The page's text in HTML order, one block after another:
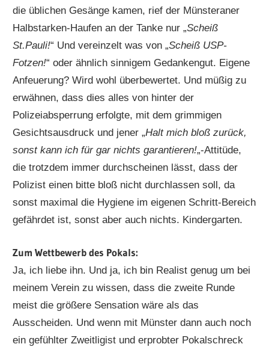
die üblichen Gesänge kamen, rief der Münsteraner
Halbstarken-Haufen an der Tanke nur „Scheiß
St.Pauli!“ Und vereinzelt was von „Scheiß USP-
Fotzen!“ oder ähnlich sinnigem Gedankengut. Eigene
Anfeuerung? Wird wohl überbewertet. Und müßig zu
erwähnen, dass dies alles von hinter der
Polizeiabsperrung erfolgte, mit dem grimmigen
Gesichtsausdruck und jener „Halt mich bloß zurück,
sonst kann ich für gar nichts garantieren!„-Attitüde,
die trotzdem immer durchscheinen lässt, dass der
Polizist einen bitte bloß nicht durchlassen soll, da
sonst maximal die Hygiene im eigenen Schritt-Bereich
gefährdet ist, sonst aber auch nichts. Kindergarten.
Zum Wettbewerb des Pokals:
Ja, ich liebe ihn. Und ja, ich bin Realist genug um bei
meinem Verein zu wissen, dass die zweite Runde
meist die größere Sensation wäre als das
Ausscheiden. Und wenn mit Münster dann auch noch
ein gefühlter Zweitligist und erprobter Pokalschreck